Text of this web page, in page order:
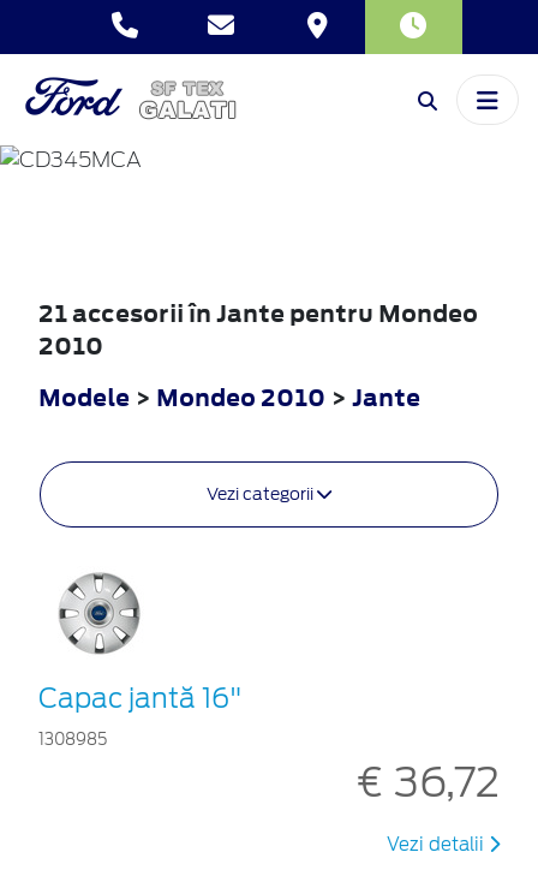
MONDEO
21 accesorii în Jante pentru Mondeo
2010
Modele > Mondeo 2010 > Jante
Vezi categorii
Capac jantă 16"
1308985
€ 36,72
Vezi detalii